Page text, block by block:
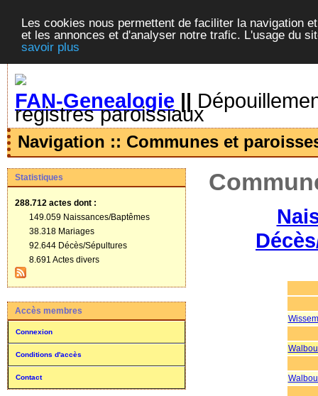
Les cookies nous permettent de faciliter la navigation
et les annonces et d'analyser notre trafic. L'usage du
savoir plus
FAN-Genealogie ||
registres paroissiaux
Navigation :: Communes et
Statistiques
288.712 actes dont :
149.059 Naissances/Baptêmes
38.318 Mariages
92.644 Décès/Sépultures
8.691 Actes divers
Accès membres
Connexion
Conditions d'accès
Contact